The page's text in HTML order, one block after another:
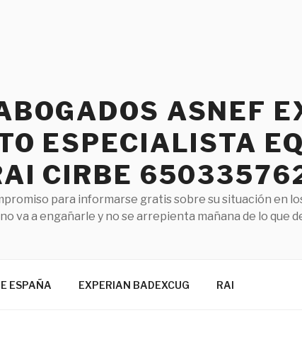
ASNEF
ESPECIALISTA
CIRBE
para informarse gratis sobre su situación en
va a engañarle y no se arrepienta mañana de lo que
ESPAÑA EXPERIAN BADEXCUG RAI